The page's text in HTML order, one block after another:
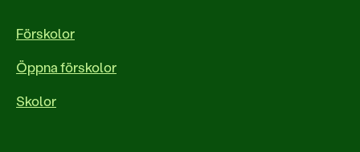
Förskolor
Öppna förskolor
Skolor